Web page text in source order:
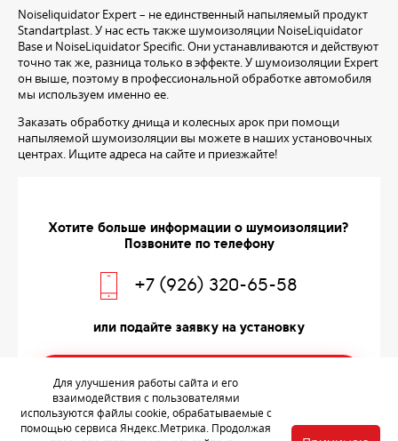
Noiseliquidator Expert – не единственный напыляемый продукт
Standartplast. У нас есть также шумоизоляции NoiseLiquidator
Base и NoiseLiquidator Specific. Они устанавливаются и действуют
точно так же, разница только в эффекте. У шумоизоляции Expert
он выше, поэтому в профессиональной обработке автомобиля
мы используем именно ее.
Заказать обработку днища и колесных арок при помощи
напыляемой шумоизоляции вы можете в наших установочных
центрах. Ищите адреса на сайте и приезжайте!
Хотите больше информации о шумоизоляции?
Позвоните по телефону
+7 (926) 320-65-58
или подайте заявку на установку
Для улучшения работы сайта и его
взаимодействия с пользователями
используются файлы cookie, обрабатываемые с
помощью сервиса Яндекс.Метрика. Продолжая